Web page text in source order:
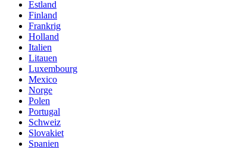
Estland
Finland
Frankrig
Holland
Italien
Litauen
Luxembourg
Mexico
Norge
Polen
Portugal
Schweiz
Slovakiet
Spanien